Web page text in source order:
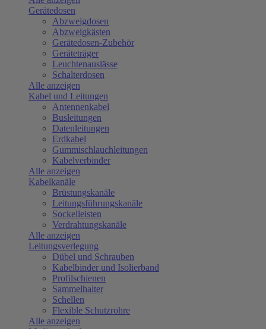
Gerätedosen
Abzweigdosen
Abzweigkästen
Gerätedosen-Zubehör
Geräteträger
Leuchtenauslässe
Schalterdosen
Alle anzeigen
Kabel und Leitungen
Antennenkabel
Busleitungen
Datenleitungen
Erdkabel
Gummischlauchleitungen
Kabelverbinder
Alle anzeigen
Kabelkanäle
Brüstungskanäle
Leitungsführungskanäle
Sockelleisten
Verdrahtungskanäle
Alle anzeigen
Leitungsverlegung
Dübel und Schrauben
Kabelbinder und Isolierband
Profilschienen
Sammelhalter
Schellen
Flexible Schutzrohre
Alle anzeigen